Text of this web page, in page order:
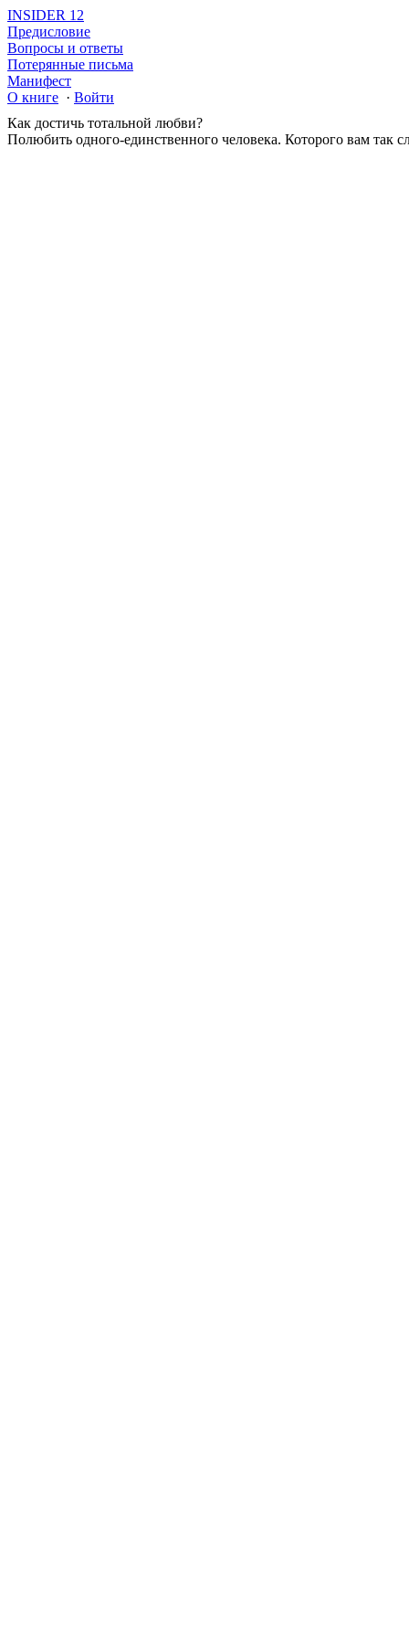
INSIDER 12
Предисловие
Вопросы и ответы
Потерянные письма
Манифест
О книге · Войти
Как достичь тотальной любви?
Полюбить одного-единственного человека. Которого вам так